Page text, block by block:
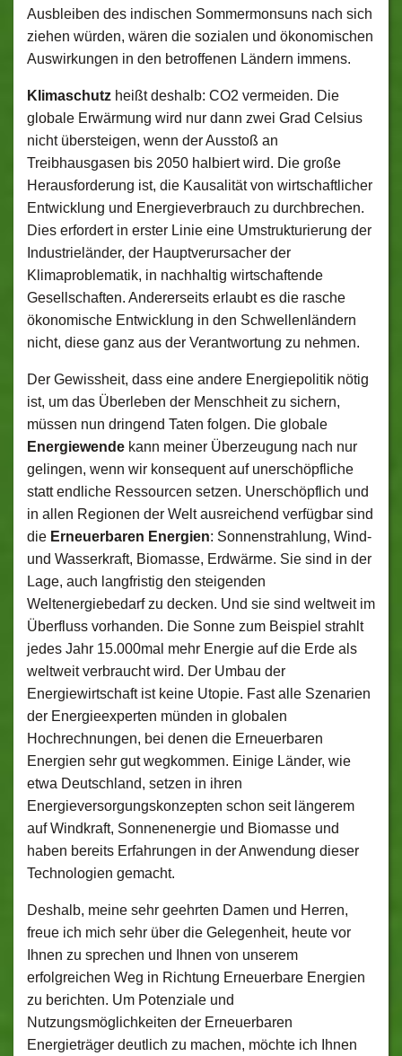
Ausbleiben des indischen Sommermonsuns nach sich
ziehen würden, wären die sozialen und ökonomischen
Auswirkungen in den betroffenen Ländern immens.
Klimaschutz heißt deshalb: CO2 vermeiden. Die
globale Erwärmung wird nur dann zwei Grad Celsius
nicht übersteigen, wenn der Ausstoß an
Treibhausgasen bis 2050 halbiert wird. Die große
Herausforderung ist, die Kausalität von wirtschaftlicher
Entwicklung und Energieverbrauch zu durchbrechen.
Dies erfordert in erster Linie eine Umstrukturierung der
Industrieländer, der Hauptverursacher der
Klimaproblematik, in nachhaltig wirtschaftende
Gesellschaften. Andererseits erlaubt es die rasche
ökonomische Entwicklung in den Schwellenländern
nicht, diese ganz aus der Verantwortung zu nehmen.
Der Gewissheit, dass eine andere Energiepolitik nötig
ist, um das Überleben der Menschheit zu sichern,
müssen nun dringend Taten folgen. Die globale
Energiewende kann meiner Überzeugung nach nur
gelingen, wenn wir konsequent auf unerschöpfliche
statt endliche Ressourcen setzen. Unerschöpflich und
in allen Regionen der Welt ausreichend verfügbar sind
die Erneuerbaren Energien: Sonnenstrahlung, Wind-
und Wasserkraft, Biomasse, Erdwärme. Sie sind in der
Lage, auch langfristig den steigenden
Weltenergiebedarf zu decken. Und sie sind weltweit im
Überfluss vorhanden. Die Sonne zum Beispiel strahlt
jedes Jahr 15.000mal mehr Energie auf die Erde als
weltweit verbraucht wird. Der Umbau der
Energiewirtschaft ist keine Utopie. Fast alle Szenarien
der Energieexperten münden in globalen
Hochrechnungen, bei denen die Erneuerbaren
Energien sehr gut wegkommen. Einige Länder, wie
etwa Deutschland, setzen in ihren
Energieversorgungskonzepten schon seit längerem
auf Windkraft, Sonnenenergie und Biomasse und
haben bereits Erfahrungen in der Anwendung dieser
Technologien gemacht.
Deshalb, meine sehr geehrten Damen und Herren,
freue ich mich sehr über die Gelegenheit, heute vor
Ihnen zu sprechen und Ihnen von unserem
erfolgreichen Weg in Richtung Erneuerbare Energien
zu berichten. Um Potenziale und
Nutzungsmöglichkeiten der Erneuerbaren
Energieträger deutlich zu machen, möchte ich Ihnen